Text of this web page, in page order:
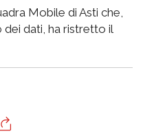
Mobile di Asti che,
dati, ha ristretto il